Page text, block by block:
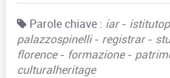
Parole chiave : iar-
palazzospinelli- registrar-
florence- formazione-
culturalheritage